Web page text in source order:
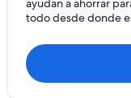
ayudan a ahorrar
todo desde donde